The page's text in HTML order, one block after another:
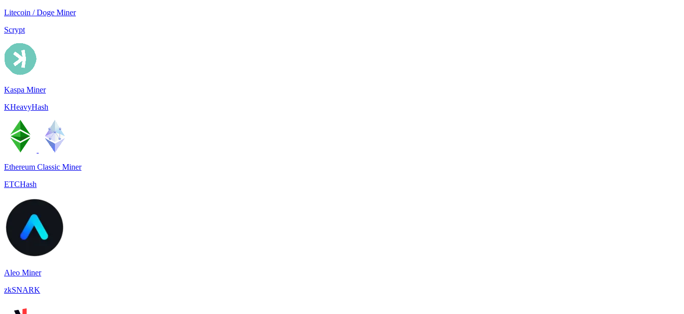
Litecoin / Doge Miner
Scrypt
Kaspa Miner
KHeavyHash
Ethereum Classic Miner
ETCHash
Aleo Miner
zkSNARK